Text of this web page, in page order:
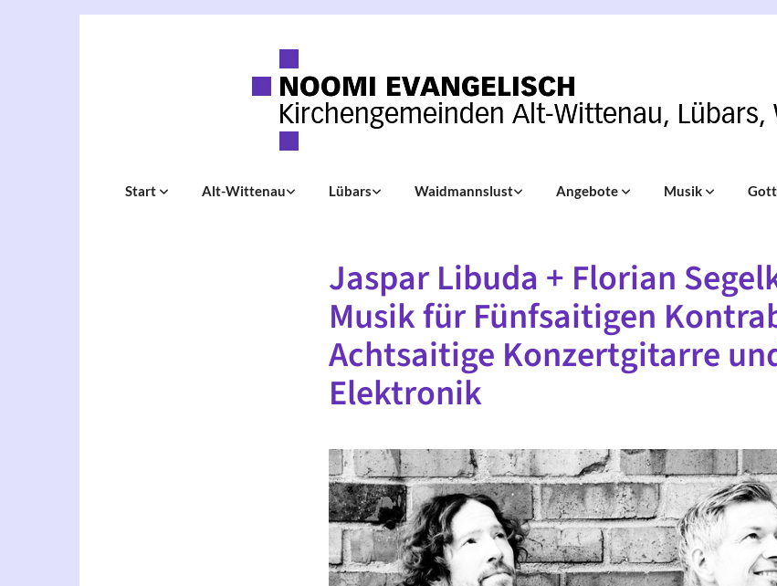
Start Alt-Wittenau Lübars Waidmannslust Angebote Musik
Jaspar Libuda + Florian
Musik für Fünfsaitigen
Achtsaitige Konzertgitarre
Elektronik